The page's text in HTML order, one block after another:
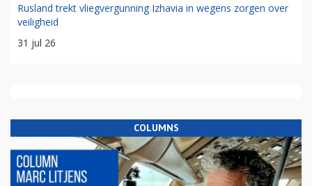
Rusland trekt vliegvergunning Izhavia in wegens zorgen over
veiligheid
31 jul 26
COLUMNS